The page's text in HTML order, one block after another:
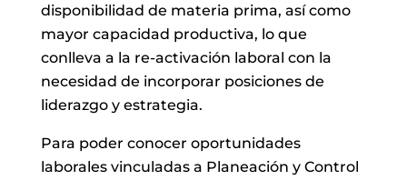
disponibilidad de materia prima, así como
mayor capacidad productiva, lo que
conlleva a la re-activación laboral con la
necesidad de incorporar posiciones de
liderazgo y estrategia.
Para poder conocer oportunidades
laborales vinculadas a Planeación y Control